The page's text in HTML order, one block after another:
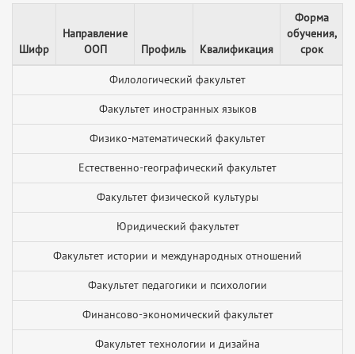
Шифр
Направление
ООП
Профиль Квалификация
Форма
обучения,
срок
Филологический факультет
Факультет иностранных языков
Физико-математический факультет
Естественно-географический факультет
Факультет физической культуры
Юридический факультет
Факультет истории и международных отношений
Факультет педагогики и психологии
Финансово-экономический факультет
Факультет технологии и дизайна